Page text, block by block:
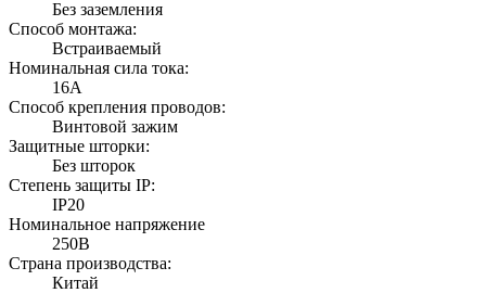
Без заземления
Способ монтажа:
Встраиваемый
Номинальная сила тока:
16А
Способ крепления проводов:
Винтовой зажим
Защитные шторки:
Без шторок
Степень защиты IP:
IP20
Номинальное напряжение
250В
Страна производства:
Китай